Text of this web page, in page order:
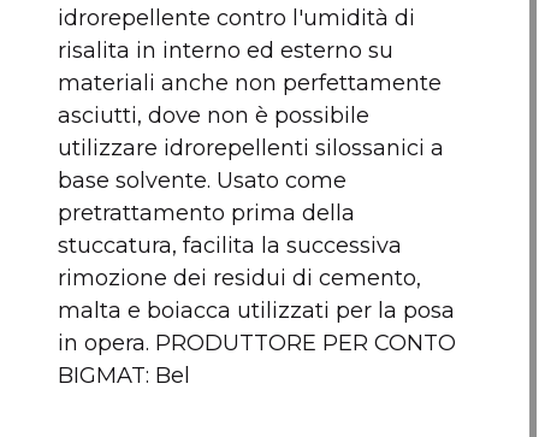
idrorepellente contro l'umidità di
risalita in interno ed esterno su
materiali anche non perfettamente
asciutti, dove non è possibile
utilizzare idrorepellenti silossanici a
base solvente. Usato come
pretrattamento prima della
stuccatura, facilita la successiva
rimozione dei residui di cemento,
malta e boiacca utilizzati per la posa
in opera. PRODUTTORE PER CONTO
BIGMAT: Bel